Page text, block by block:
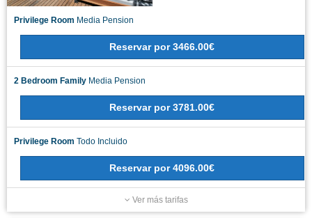
Privilege Room Media Pension
Reservar por 3466.00€
2 Bedroom Family Media Pension
Reservar por 3781.00€
Privilege Room Todo Incluido
Reservar por 4096.00€
Ver más tarifas